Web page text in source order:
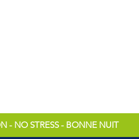
- NO STRESS - BONNE NUIT